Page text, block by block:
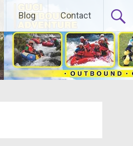
Blog Contact